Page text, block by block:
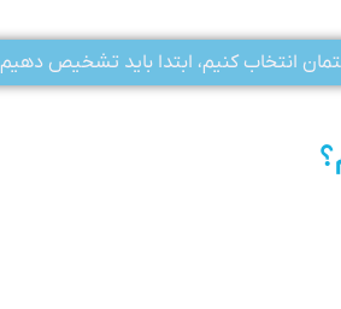
انتخاب کنیم، ابتدا باید تشخیص